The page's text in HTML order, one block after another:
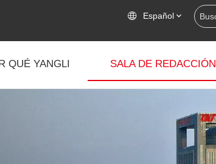
Español
QUÉ YANGLI SALA DE REDACCIÓN